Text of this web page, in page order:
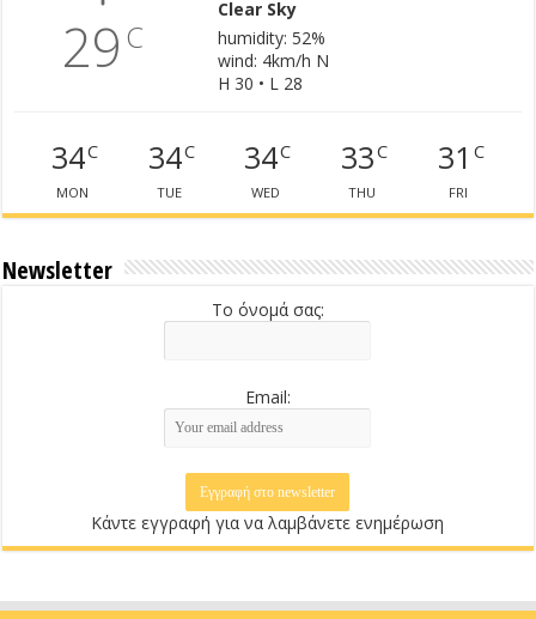
29 C
Clear Sky
humidity: 52%
wind: 4km/h N
H 30 • L 28
34C
MON
34C
TUE
34C
WED
33C
THU
31 C
FRI
Newsletter
Το όνομά σας:
Email:
Κάντε εγγραφή για να λαμβάνετε ενημέρωση